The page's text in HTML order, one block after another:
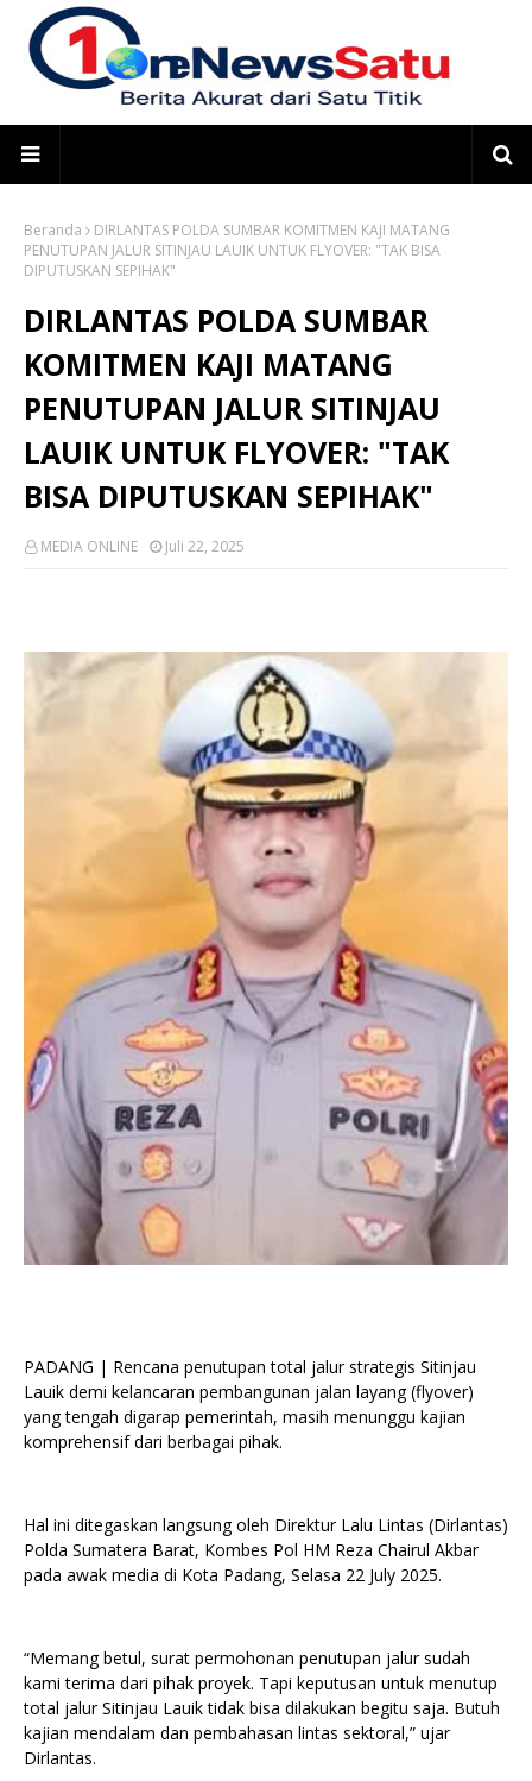
Beranda
DIRLANTAS POLDA SUMBAR KOMITMEN KAJI MATANG
PENUTUPAN JALUR SITINJAU LAUIK UNTUK FLYOVER: "TAK BISA
DIPUTUSKAN SEPIHAK"
DIRLANTAS POLDA SUMBAR
KOMITMEN KAJI MATANG
PENUTUPAN JALUR SITINJAU
LAUIK UNTUK FLYOVER: "TAK
BISA DIPUTUSKAN SEPIHAK"
MEDIA ONLINE Juli 22, 2025
PADANG | Rencana penutupan total jalur strategis Sitinjau
Lauik demi kelancaran pembangunan jalan layang (flyover)
yang tengah digarap pemerintah, masih menunggu kajian
komprehensif dari berbagai pihak.
Hal ini ditegaskan langsung oleh Direktur Lalu Lintas (Dirlantas)
Polda Sumatera Barat, Kombes Pol HM Reza Chairul Akbar
pada awak media di Kota Padang, Selasa 22 July 2025.
“Memang betul, surat permohonan penutupan jalur sudah
kami terima dari pihak proyek. Tapi keputusan untuk menutup
total jalur Sitinjau Lauik tidak bisa dilakukan begitu saja. Butuh
kajian mendalam dan pembahasan lintas sektoral,” ujar
Dirlantas.